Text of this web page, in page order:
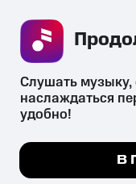
психотропных
их незаконный
законодательством
Мы используем
Слушать музыку,
наслаждаться
удобно!
В